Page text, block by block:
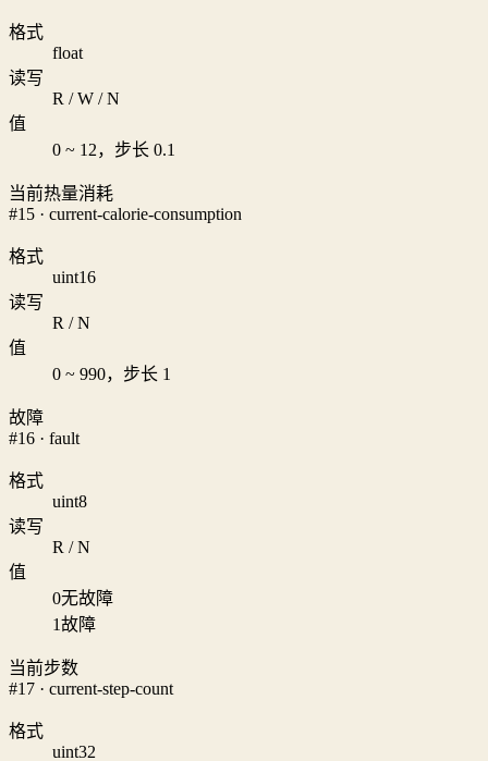
格式
float
读写
R / W / N
值
0 ~ 12，步长 0.1
当前热量消耗
#15 · current-calorie-consumption
格式
uint16
读写
R / N
值
0 ~ 990，步长 1
故障
#16 · fault
格式
uint8
读写
R / N
值
0无故障
1故障
当前步数
#17 · current-step-count
格式
uint32